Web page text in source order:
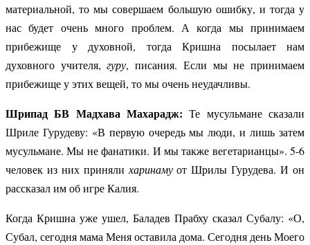
материальной, то мы совершаем большую ошибку, и тогда у
нас будет очень много проблем. А когда мы принимаем
прибежище у духовной, тогда Кришна посылает нам
духовного учителя,гуру, писания. Если мы не принимаем
прибежище у этих вещей, то мы очень неудачливы.
Шрипад БВ Мадхава Махарадж: Те мусульмане сказали
Шриле Гурудеву: «В первую очередь мы люди, и лишь затем
мусульмане. Мы не фанатики. И мы также вегетарианцы». 5-6
человек из них приняли харинамуот Шрилы Гурудева. И он
рассказал им об игре Калия.
Когда Кришна уже ушел, Баладев Прабху сказал Субалу: «О,
Субал, сегодня мама Меня оставила дома. Сегодня день Моего